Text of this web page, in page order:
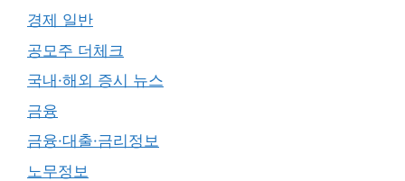
경제 일반
공모주 더체크
국내·해외 증시 뉴스
금융
금융·대출·금리정보
노무정보